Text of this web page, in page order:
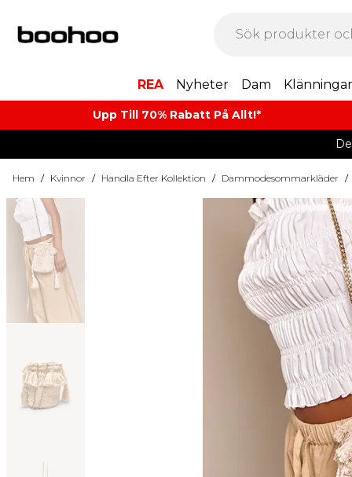
REA Nyheter Dam Klänningar
Upp Till 70% Rabatt På Allt!*
Hem / Kvinnor / Handla Efter Kollektion / Dammodesommarkläder /